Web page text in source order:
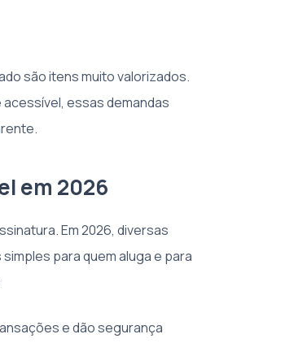
são itens muito valorizados.
essas demandas
em 2026
Em 2026, diversas
para quem aluga e para
e dão segurança